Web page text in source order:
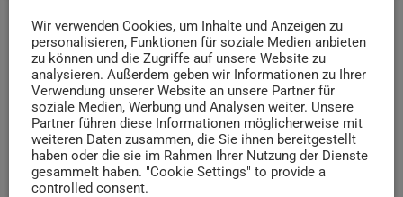
Wir verwenden Cookies, um Inhalte und Anzeigen zu
personalisieren, Funktionen für soziale Medien anbieten
zu können und die Zugriffe auf unsere Website zu
analysieren. Außerdem geben wir Informationen zu Ihrer
Verwendung unserer Website an unsere Partner für
soziale Medien, Werbung und Analysen weiter. Unsere
Partner führen diese Informationen möglicherweise mit
weiteren Daten zusammen, die Sie ihnen bereitgestellt
haben oder die sie im Rahmen Ihrer Nutzung der Dienste
gesammelt haben. "Cookie Settings" to provide a
controlled consent.